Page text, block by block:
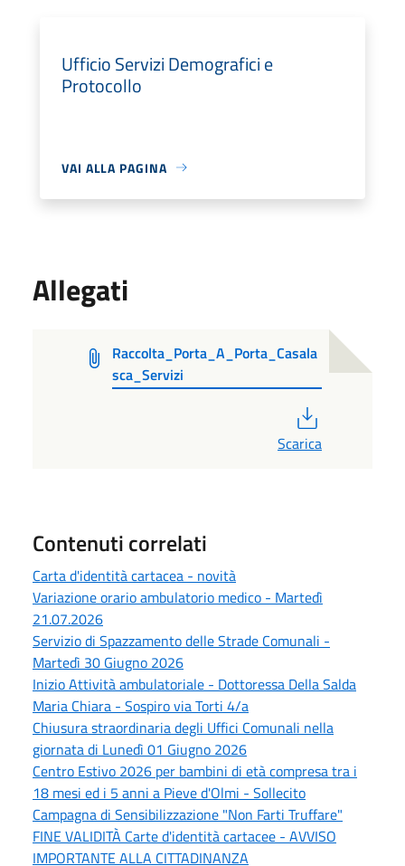
Ufficio Servizi Demografici e
Protocollo
VAI ALLA PAGINA
Allegati
Raccolta_Porta_A_Porta_Casala
sca_Servizi
Scarica
Contenuti correlati
Carta d'identità cartacea - novità
Variazione orario ambulatorio medico - Martedì
21.07.2026
Servizio di Spazzamento delle Strade Comunali -
Martedì 30 Giugno 2026
Inizio Attività ambulatoriale - Dottoressa Della Salda
Maria Chiara - Sospiro via Torti 4/a
Chiusura straordinaria degli Uffici Comunali nella
giornata di Lunedì 01 Giugno 2026
Centro Estivo 2026 per bambini di età compresa tra i
18 mesi ed i 5 anni a Pieve d'Olmi - Sollecito
Campagna di Sensibilizzazione "Non Farti Truffare"
FINE VALIDITÀ Carte d'identità cartacee - AVVISO
IMPORTANTE ALLA CITTADINANZA